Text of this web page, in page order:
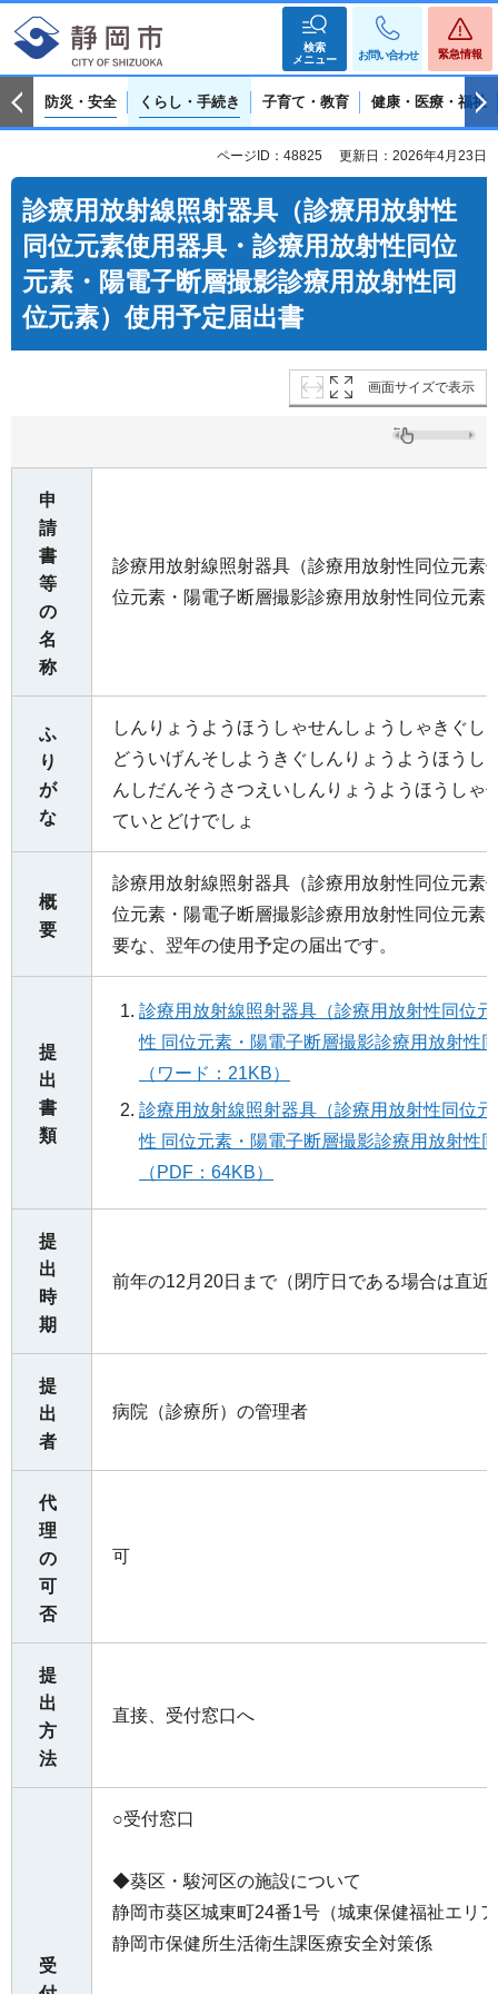
検索
メニュー
お問い合わせ 緊急情報
防災・安全 くらし・手続き 子育て・教育 健康・医療・福祉
ページID：48825 更新日：2026年4月23日
診療用放射線照射器具（診療用放射性
同位元素使用器具・診療用放射性同位
元素・陽電子断層撮影診療用放射性同
位元素）使用予定届出書
画面サイズで表示
申
請
書
等
の
名
称
診療用放射線照射器具（診療用放射性同位元素
位元素・陽電子断層撮影診療用放射性同位元素
ふ
り
が
な
しんりょうようほうしゃせんしょうしゃきぐし
どういげんそしようきぐしんりょうようほうし
んしだんそうさつえいしんりょうようほうしゃ
ていとどけでしょ
概
要
診療用放射線照射器具（診療用放射性同位元素
位元素・陽電子断層撮影診療用放射性同位元素
要な、翌年の使用予定の届出です。
提
出
書
類
診療用放射線照射器具（診療用放射性同位
性 同位元素・陽電子断層撮影診療用放射性
（ワード：21KB）
診療用放射線照射器具（診療用放射性同位
性 同位元素・陽電子断層撮影診療用放射性
（PDF：64KB）
提
出
時
期
前年の12月20日まで（閉庁日である場合は直近
提
出
者
病院（診療所）の管理者
代
理
の
可
否
可
提
出
方
法
直接、受付窓口へ
受
○受付窓口
◆葵区・駿河区の施設について
静岡市葵区城東町24番1号（城東保健福祉エリ
静岡市保健所生活衛生課医療安全対策係